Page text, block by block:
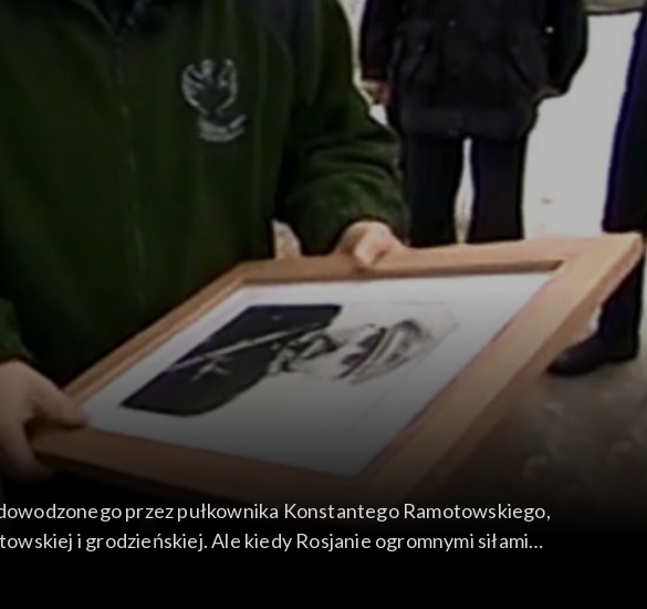
przez pułkownika Konstantego Ramotowskiego,
i grodzieńskiej. Ale kiedy Rosjanie ogromnymi siłami
pod Sieburczynem Rosjanie dopadli go, w trakcie